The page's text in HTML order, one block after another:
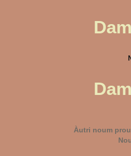
Àutri noum